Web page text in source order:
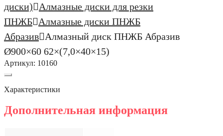
диски)
Алмазные диски для резки
ПНЖБ
Алмазные диски ПНЖБ
Абразив
Алмазный диск ПНЖБ Абразив
Ø900×60 62×(7,0×40×15)
Артикул: 10160
Характеристики
Дополнительная информация